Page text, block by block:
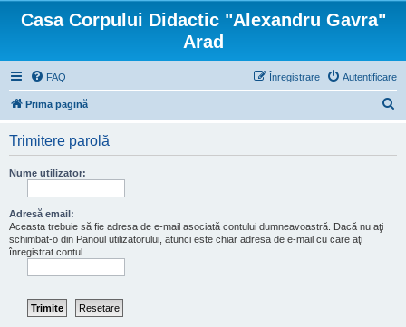
Casa Corpului Didactic "Alexandru Gavra"
Arad
FAQ Autentificare
Înregistrare
Prima pagină
Trimitere parolă
Nume utilizator:
Adresă email:
Aceasta trebuie să fie adresa de e-mail asociată contului dumneavoastră. Dacă nu aţi
schimbat-o din Panoul utilizatorului, atunci este chiar adresa de e-mail cu care aţi
înregistrat contul.